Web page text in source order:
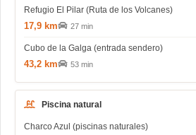
Refugio El Pilar (Ruta de los Volcanes)
17,9 km 27 min
Cubo de la Galga (entrada sendero)
43,2 km 53 min
Piscina natural
Charco Azul (piscinas naturales)